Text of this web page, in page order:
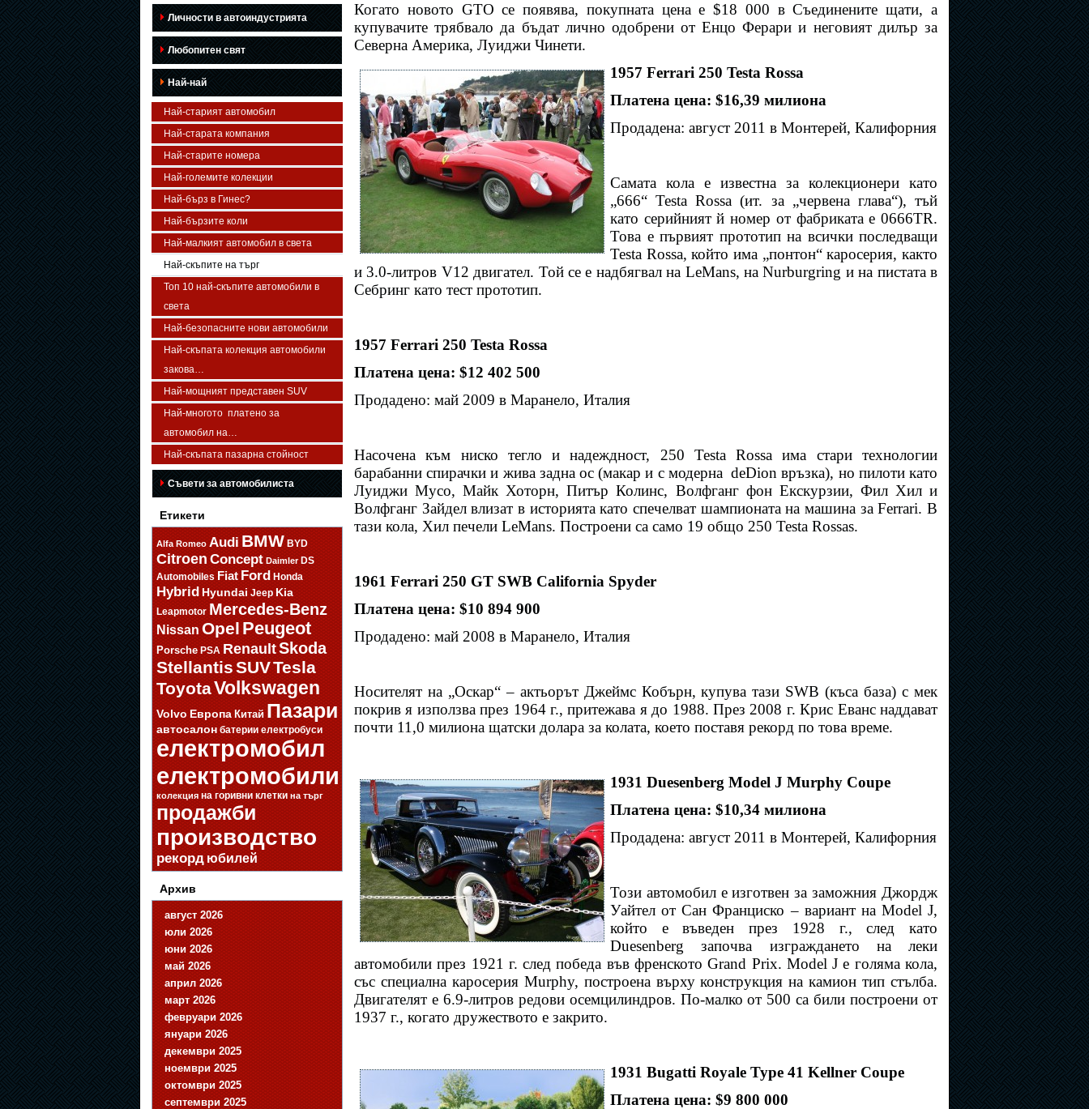
Личности в автоиндустрията
Любопитен свят
Най-най
Най-старият автомобил
Най-старата компания
Най-старите номера
Най-големите колекции
Най-бърз в Гинес?
Най-бързите коли
Най-малкият автомобил в света
Най-скъпите на търг
Топ 10 най-скъпите автомобили в
света
Най-безопасните нови автомобили
Най-скъпата колекция автомобили
закова…
Най-мощният представен SUV
Най-многото платено за
автомобил на…
Най-скъпата пазарна стойност
Съвети за автомобилиста
Етикети
Alfa Romeo Audi BMW BYD
Citroen Concept Daimler DS
Automobiles Fiat Ford Honda
HybridHyundai Jeep Kia
Leapmotor Mercedes-Benz
Nissan Opel Peugeot
Porsche PSA RenaultSkoda
StellantisSUVTesla
ToyotaVolkswagen
Volvo Европа Китай Пазари
автосалон батерии електробуси
електромобил
електромобили
колекция на горивни клетки на търг
продажби
производство
рекорд юбилей
Архив
август 2026
юли 2026
юни 2026
май 2026
април 2026
март 2026
февруари 2026
януари 2026
декември 2025
ноември 2025
октомври 2025
септември 2025
Когато новото GTO се появява, покупната цена е$18 000 в Съединените щати, а
купувачите трябвало да бъдат лично одобрени от Енцо Ферари и неговият дилър за
Северна Америка, Луиджи Чинети.
1957 Ferrari 250 Testa Rossa
Платена цена: $16,39 милиона
Продадена: август 2011 в Монтерей, Калифорния
Самата кола е известна за колекционери като
„666“ Testa Rossa (ит. за „червена глава“), тъй
като серийният й номер от фабриката е 0666TR.
Това е първият прототип на всички последващи
Testa Rossa, който има „понтон“ каросерия, както
и 3.0-литров V12 двигател. Той се е надбягвал на LeMans, на Nurburgring и на пистата в
Себринг като тест прототип.
1957 Ferrari 250 Testa Rossa
Платена цена: $12 402 500
Продадено: май 2009 в Маранело, Италия
Насочена към ниско тегло и надеждност, 250 Testa Rossa има стари технологии
барабанни спирачки и жива задна ос (макар и с модерна deDion връзка), но пилоти като
Луиджи Мусо, Майк Хоторн, Питър Колинс, Волфганг фон Екскурзии, Фил Хил и
Волфганг Зайдел влизат в историята като спечелват шампионата на машина за Ferrari. В
тази кола, Хил печели LeMans. Построени са само 19 общо 250 Testa Rossas.
1961 Ferrari 250 GT SWB California Spyder
Платена цена: $10 894 900
Продадено: май 2008 в Маранело, Италия
Носителят на „Оскар“ – актьорът Джеймс Кобърн, купува тази SWB (къса база) с мек
покрив я използва през 1964 г., притежава я до 1988. През 2008 г. Крис Еванс наддават
почти 11,0 милиона щатски долара за колата, което поставя рекорд по това време.
1931 Duesenberg Model J Murphy Coupe
Платена цена: $10,34 милиона
Продадена: август 2011 в Монтерей, Калифорния
Този автомобил е изготвен за заможния Джордж
Уайтел от Сан Франциско – вариант на Model J,
който е въведен през 1928 г., след като
Duesenberg започва изграждането на леки
автомобили през 1921 г. след победа във френското Grand Prix. Model J е голяма кола,
със специална каросерия Murphy, построена върху конструкция на камион тип стълба.
Двигателят е 6.9-литров редови осемцилиндров. По-малко от 500 са били построени от
1937 г., когато дружеството е закрито.
1931 Bugatti Royale Type 41 Kellner Coupe
Платена цена: $9 800 000